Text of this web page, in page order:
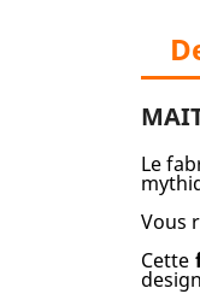
Le
Vous
Cette